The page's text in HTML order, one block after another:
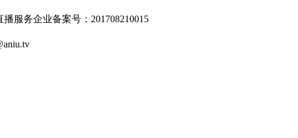
播服务企业备案号：201708210015